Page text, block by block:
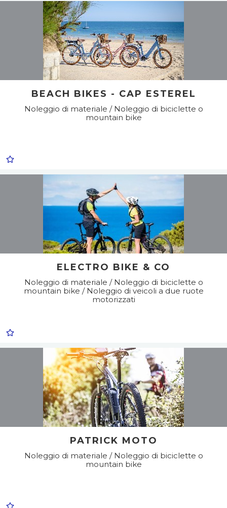
BEACH BIKES - CAP ESTEREL
Noleggio di materiale / Noleggio di biciclette o
mountain bike
ELECTRO BIKE & CO
Noleggio di materiale / Noleggio di biciclette o
mountain bike / Noleggio di veicoli a due ruote
motorizzati
PATRICK MOTO
Noleggio di materiale / Noleggio di biciclette o
mountain bike